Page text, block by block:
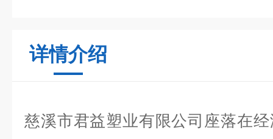
详情介绍
慈溪市君益塑业有限公司座落在